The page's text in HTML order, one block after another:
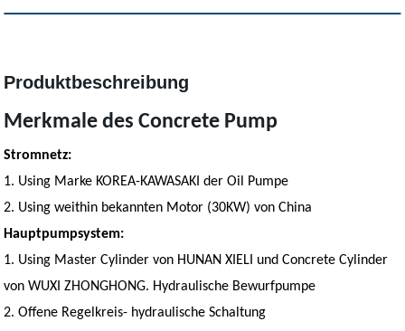
Produktbeschreibung
Merkmale des Concrete Pump
Stromnetz:
1. Using Marke KOREA-KAWASAKI der Oil Pumpe
2. Using weithin bekannten Motor (30KW) von China
Hauptpumpsystem:
1. Using Master Cylinder von HUNAN XIELI und Concrete Cylinder
von WUXI ZHONGHONG. Hydraulische Bewurfpumpe
2. Offene Regelkreis- hydraulische Schaltung